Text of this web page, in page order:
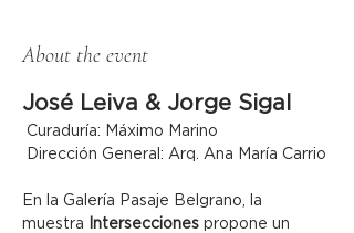
About the event
José Leiva & Jorge Sigal
Curaduría: Máximo Marino
Dirección General: Arq. Ana María Carrio
En la Galería Pasaje Belgrano, la
muestra
Intersecciones propone un